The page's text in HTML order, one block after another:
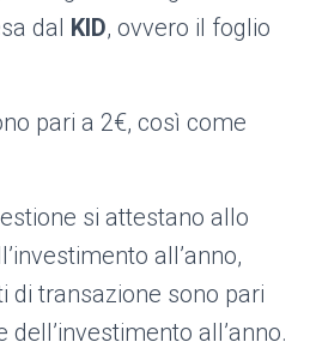
dal KID, ovvero il foglio
pari a 2€, così come
si attestano allo
all’anno,
di transazione sono pari
all’anno.